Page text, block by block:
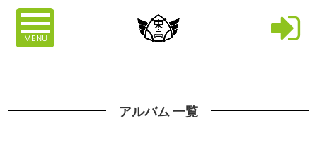
MENU
アルバム 一覧